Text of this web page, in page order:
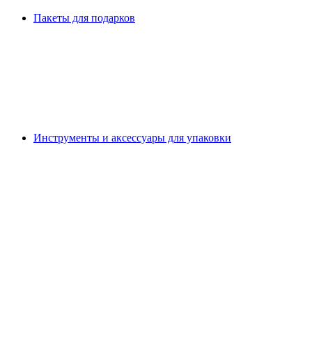
Пакеты для подарков
Инструменты и аксессуары для упаковки